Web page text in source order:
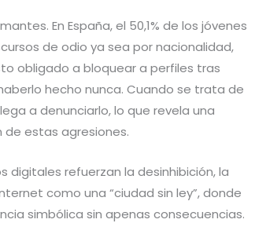
En España, el 50,1% de los jóvenes
de odio ya sea por nacionalidad,
obligado a bloquear a perfiles tras
hecho nunca. Cuando se trata de
a denunciarlo, lo que revela una
estas agresiones.
digitales refuerzan la desinhibición, la
como una “ciudad sin ley”, donde
simbólica sin apenas consecuencias.